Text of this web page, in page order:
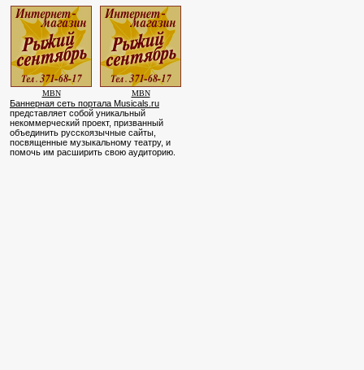
MBN MBN
Баннерная сеть портала Musicals.ru
представляет собой уникальный
некоммерческий проект, призванный
объединить русскоязычные сайты,
посвященные музыкальному театру, и
помочь им расширить свою аудиторию.